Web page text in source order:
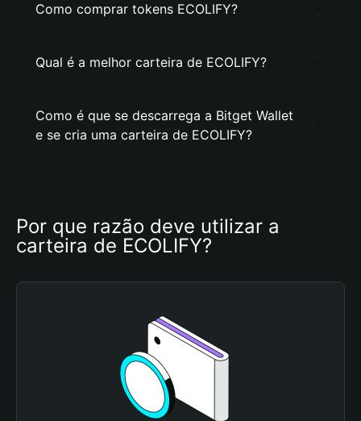
Como comprar tokens ECOLIFY?
Qual é a melhor carteira de ECOLIFY?
Como é que se descarrega a Bitget Wallet
e se cria uma carteira de ECOLIFY?
Por que razão deve utilizar a
carteira de ECOLIFY?